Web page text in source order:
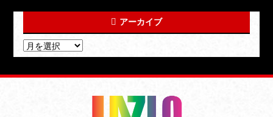
アーカイブ